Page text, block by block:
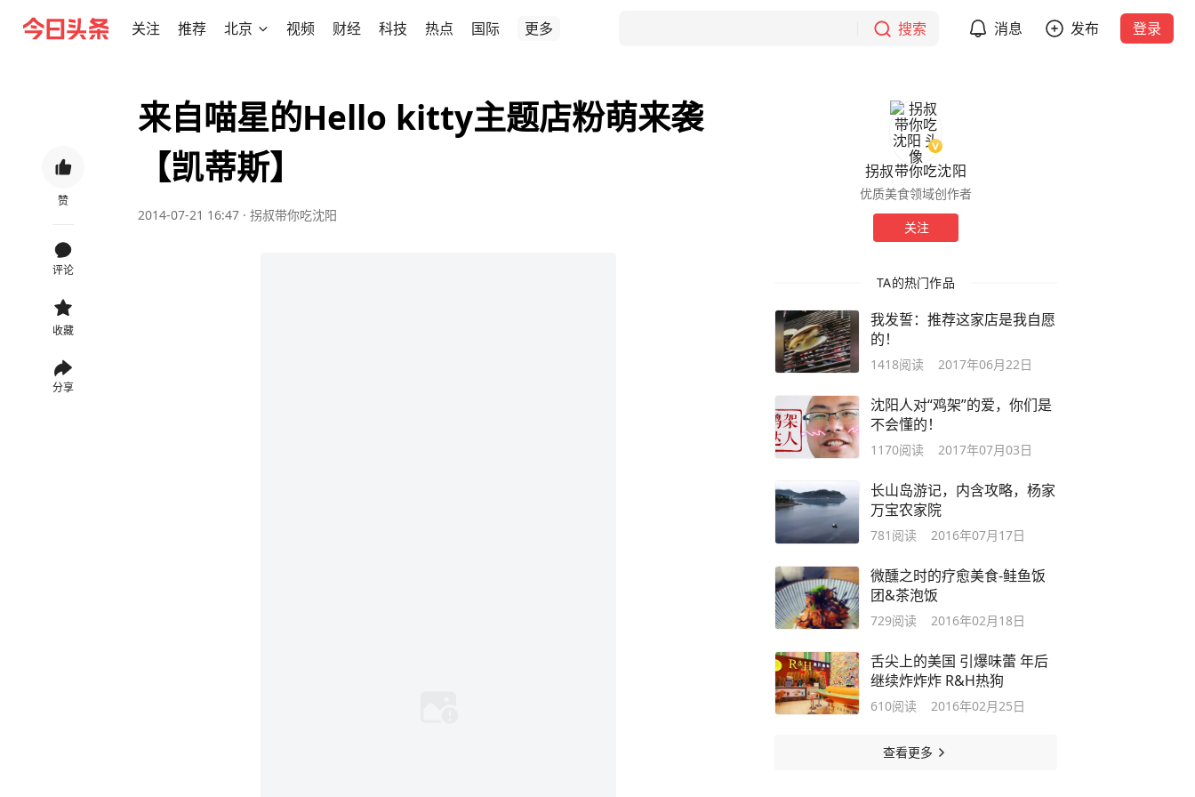
关注 推荐 北京 视频 财经 科技 热点 国际 更多 搜索 消息 发布 登录
赞
评论
收藏
分享
来自喵星的Hello kitty主题店粉萌来袭
【凯蒂斯】
2014-07-21 16:47 · 拐叔带你吃沈阳
拐叔带你吃沈阳
优质美食领域创作者
关注
TA的热门作品
我发誓：推荐这家店是我自愿
的！
1418阅读 2017年06月22日
沈阳人对“鸡架”的爱，你们是
不会懂的！
1170阅读 2017年07月03日
长山岛游记，内含攻略，杨家
万宝农家院
781 阅读 2016年07月17日
微醺之时的疗愈美食-鲑鱼饭
团&茶泡饭
729阅读 2016年02月18日
舌尖上的美国 引爆味蕾 年后
继续炸炸炸 R&H热狗
610阅读 2016年02月25日
查看更多